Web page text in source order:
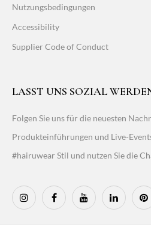
Nutzungsbedingungen
Accessibility
Supplier Code of Conduct
LASST UNS SOZIAL
Folgen Sie uns für die neuesten
Produkteinführungen und Live-
#hairuwear Stil und nutzen Sie die